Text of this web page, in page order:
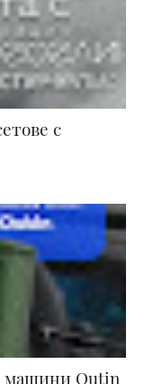
с
машини Outin